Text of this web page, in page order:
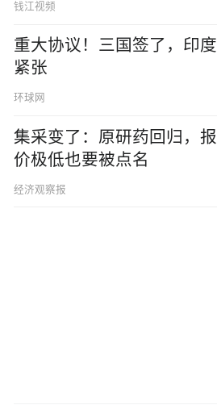
钱江视频
重大协议！三国签了，印度
紧张
环球网
集采变了：原研药回归，报
价极低也要被点名
经济观察报